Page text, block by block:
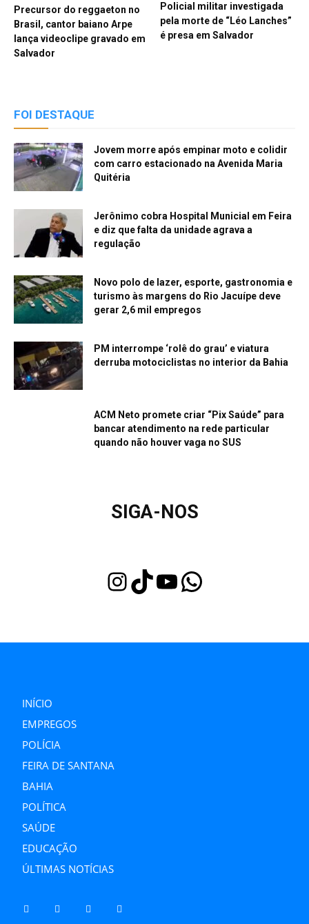
Precursor do reggaeton no
Brasil, cantor baiano Arpe
lança videoclipe gravado em
Salvador
Policial militar investigada
pela morte de “Léo Lanches”
é presa em Salvador
FOI DESTAQUE
Jovem morre após empinar moto e colidir
com carro estacionado na Avenida Maria
Quitéria
Jerônimo cobra Hospital Municial em Feira
e diz que falta da unidade agrava a
regulação
Novo polo de lazer, esporte, gastronomia e
turismo às margens do Rio Jacuípe deve
gerar 2,6 mil empregos
PM interrompe ‘rolê do grau’ e viatura
derruba motociclistas no interior da Bahia
ACM Neto promete criar “Pix Saúde” para
bancar atendimento na rede particular
quando não houver vaga no SUS
SIGA-NOS
InstagramTikTok Youtube WhatsApp
INÍCIO
EMPREGOS
POLÍCIA
FEIRA DE SANTANA
BAHIA
POLÍTICA
SAÚDE
EDUCAÇÃO
ÚLTIMAS NOTÍCIAS